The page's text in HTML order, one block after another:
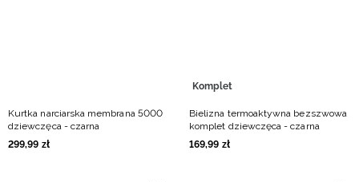
Kurtka narciarska membrana 5000
dziewczęca - czarna
299,99 zł
Komplet
Bielizna termoaktywna bezszwowa
komplet dziewczęca - czarna
169,99 zł